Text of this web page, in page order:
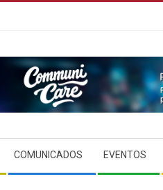
COMUNICADOS EVENTOS